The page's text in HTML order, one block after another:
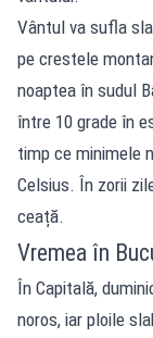
Vântul va sufla
pe crestele
noaptea în sudul
între 10 grade în
timp ce minimele
Celsius. În zorii
ceață.
Vremea în
În Capitală,
noros, iar ploile